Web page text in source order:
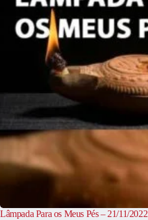
Lâmpada Para os Meus Pés – 21/11/2022